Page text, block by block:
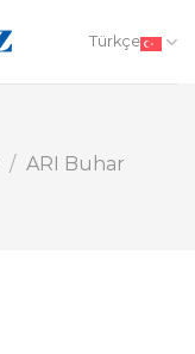
Türkçe
/ ARI Buhar